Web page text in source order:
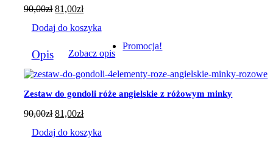
90,00zł 81,00zł
Dodaj do koszyka
Opis Zobacz opis
Promocja!
Zestaw do gondoli róże angielskie z różowym minky
90,00zł 81,00zł
Dodaj do koszyka